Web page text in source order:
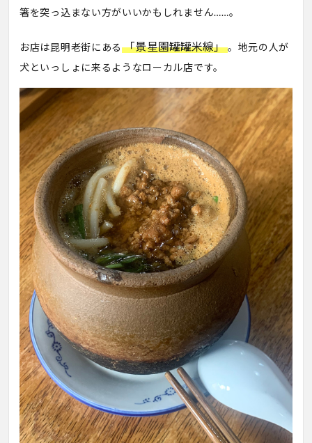
箸を突っ込まない方がいいかもしれません……。
お店は昆明老街にある 「景星園罐罐米線」。地元の人が
犬といっしょに来るようなローカル店です。